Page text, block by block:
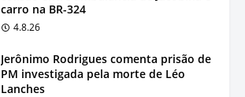
carro na BR-324
4.8.26
Jerônimo Rodrigues comenta prisão de
PM investigada pela morte de Léo
Lanches